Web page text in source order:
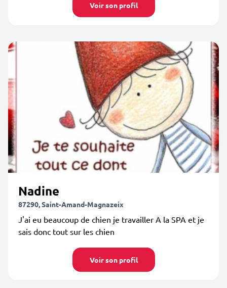
Voir son profil
Nadine
87290, Saint-Amand-Magnazeix
J'ai eu beaucoup de chien je travailler A la SPA et je
sais donc tout sur les chien
Voir son profil